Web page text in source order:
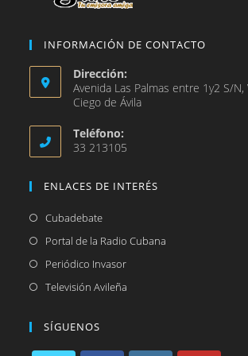
INFORMACIÓN DE CONTACTO
Dirección:
Avenida Las Palmas entre 1y2 S/N,
Ciego de Ávila
Teléfono:
33 213105
ENLACES DE INTERÉS
CubadebateSe
abre
nueva
Portal de la Radio Cubana
Periódico InvasorSe
abre
Televisión Avileña
SÍGUENOS